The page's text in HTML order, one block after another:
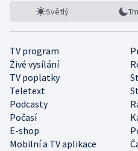
Světlý
TV program
Živé vysílání
TV poplatky
Teletext
Podcasty
Počasí
E-shop
Mobilní a TV aplikace